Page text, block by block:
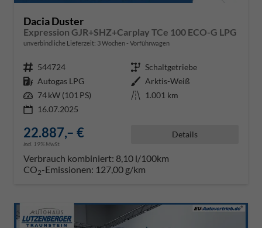
Dacia Duster
Expression GJR+SHZ+Carplay TCe 100 ECO-G LPG
unverbindliche Lieferzeit: 3 Wochen Vorführwagen
Fahrzeugnr. 544724 Getriebe Schaltgetriebe
Kraftstoff Autogas LPG Außenfarbe Arktis-Weiß
Leistung 74 kW (101 PS) Kilometerstand 1.001 km
16.07.2025
22.887,– €
incl. 19% MwSt.
Details
Verbrauch kombiniert: 8,10 l/100km
CO2-Emissionen: 127,00 g/km